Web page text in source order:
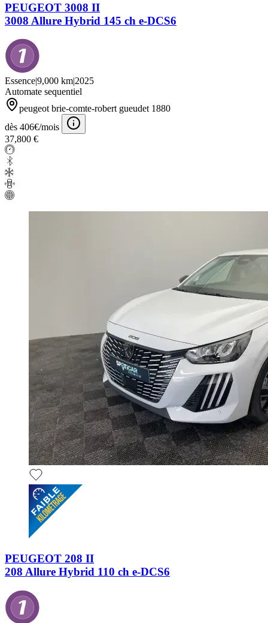
PEUGEOT 3008 II
3008 Allure Hybrid 145 ch e-DCS6
Essence|9,000 km|2025
Automate sequentiel
peugeot brie-comte-robert gueudet 1880
dès 406€/mois
37,800 €
PEUGEOT 208 II
208 Allure Hybrid 110 ch e-DCS6